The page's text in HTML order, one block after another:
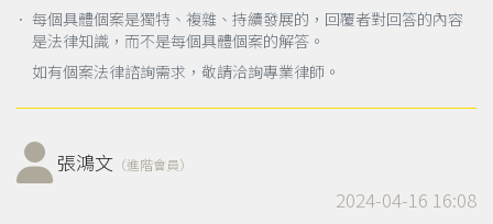
． 每個具體個案是獨特、複雜、持續發展的，回覆者對回答的內容
是法律知識，而不是每個具體個案的解答。
如有個案法律諮詢需求，敬請洽詢專業律師。
張鴻文 （進階會員）
2024-04-16 16:08